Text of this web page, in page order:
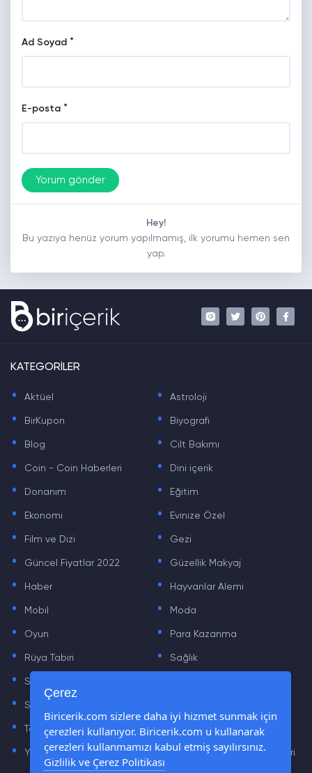
Ad Soyad *
E-posta *
Hey!
Bu yazıya henüz yorum yapılmamış, ilk yorumu hemen sen
yap.
KATEGORİLER
. Aktüel . Astroloji
. BirKupon . Biyografi
. Blog . Cilt Bakımı
. Coin - Coin Haberleri . Dini içerik
. Donanım . Eğitim
. Ekonomi . Evinize Özel
. Film ve Dizi . Gezi
. Güncel Fiyatlar 2022 . Güzellik Makyaj
. Haber . Hayvanlar Alemi
. Mobil . Moda
. Oyun . Para Kazanma
. Rüya Tabiri . Sağlık
. Sinema .
. Sözler
. Teknoloji Haberleri . Yaşam
. Yazılım Haberleri . Yiyecek Önerileri ve Tarifleri
Çerez
Biricerik.com sizlere daha iyi hizmet sunmak için
çerezleri kullanıyor. Biricerik.com u kullanarak
çerezleri kullanmamızı kabul etmiş sayılırsınız.
Gizlilik ve Çerez Politikası